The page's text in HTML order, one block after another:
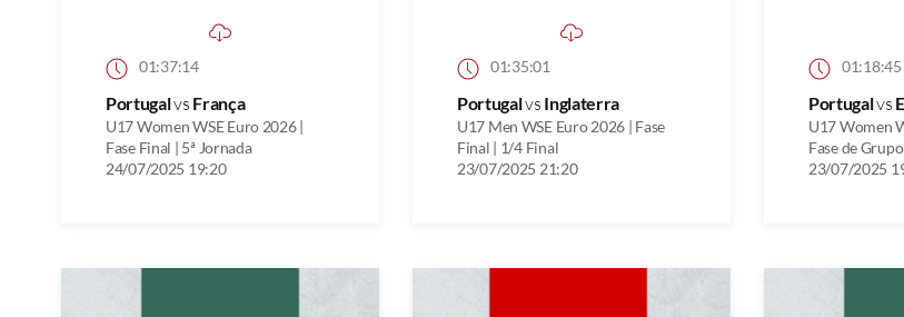
01:37:14
Portugalvs França
U17 Women WSE Euro 2026 |
Fase Final | 5ª Jornada
24/07/2025 19:20
01:35:01
Portugalvs Inglaterra
U17 Men WSE Euro 2026 | Fase
Final | 1/4 Final
23/07/2025 21:20
01:18:45
Portugalvs
U17 Women
Fase de
23/07/2025